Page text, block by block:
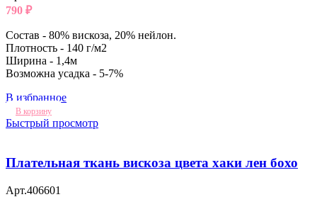
790 ₽
Состав - 80% вискоза, 20% нейлон.
Плотность - 140 г/м2
Ширина - 1,4м
Возможна усадка - 5-7%
В избранное
В корзину
Быстрый просмотр
Плательная ткань вискоза цвета хаки лен бохо
Арт.406601